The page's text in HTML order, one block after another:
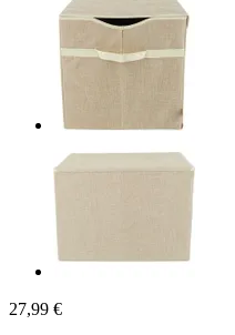
27,99 €